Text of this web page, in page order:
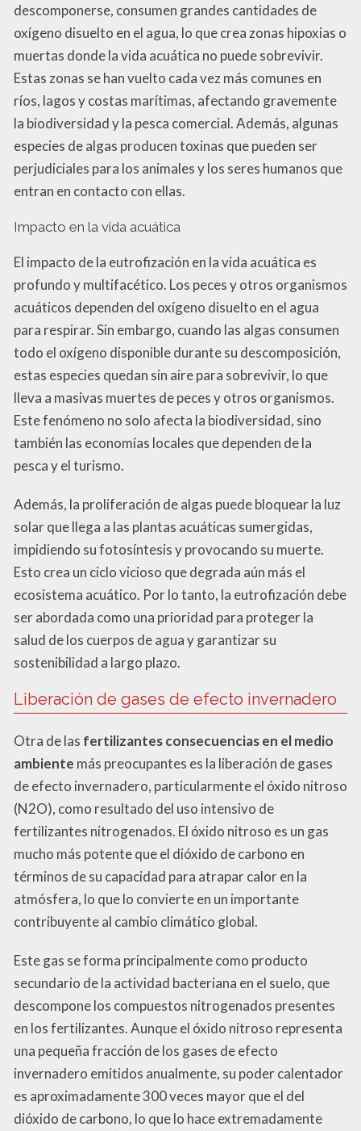
descomponerse, consumen grandes cantidades de
oxígeno disuelto en el agua, lo que crea zonas hipoxias o
muertas donde la vida acuática no puede sobrevivir.
Estas zonas se han vuelto cada vez más comunes en
ríos, lagos y costas marítimas, afectando gravemente
la biodiversidad y la pesca comercial. Además, algunas
especies de algas producen toxinas que pueden ser
perjudiciales para los animales y los seres humanos que
entran en contacto con ellas.
Impacto en la vida acuática
El impacto de la eutrofización en la vida acuática es
profundo y multifacético. Los peces y otros organismos
acuáticos dependen del oxígeno disuelto en el agua
para respirar. Sin embargo, cuando las algas consumen
todo el oxígeno disponible durante su descomposición,
estas especies quedan sin aire para sobrevivir, lo que
lleva a masivas muertes de peces y otros organismos.
Este fenómeno no solo afecta la biodiversidad, sino
también las economías locales que dependen de la
pesca y el turismo.
Además, la proliferación de algas puede bloquear la luz
solar que llega a las plantas acuáticas sumergidas,
impidiendo su fotosíntesis y provocando su muerte.
Esto crea un ciclo vicioso que degrada aún más el
ecosistema acuático. Por lo tanto, la eutrofización debe
ser abordada como una prioridad para proteger la
salud de los cuerpos de agua y garantizar su
sostenibilidad a largo plazo.
Liberación de gases de efecto invernadero
Otra de las fertilizantes consecuencias en el medio
ambiente más preocupantes es la liberación de gases
de efecto invernadero, particularmente el óxido nitroso
(N2O), como resultado del uso intensivo de
fertilizantes nitrogenados. El óxido nitroso es un gas
mucho más potente que el dióxido de carbono en
términos de su capacidad para atrapar calor en la
atmósfera, lo que lo convierte en un importante
contribuyente al cambio climático global.
Este gas se forma principalmente como producto
secundario de la actividad bacteriana en el suelo, que
descompone los compuestos nitrogenados presentes
en los fertilizantes. Aunque el óxido nitroso representa
una pequeña fracción de los gases de efecto
invernadero emitidos anualmente, su poder calentador
es aproximadamente 300 veces mayor que el del
dióxido de carbono, lo que lo hace extremadamente